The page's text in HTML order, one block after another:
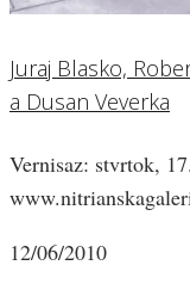
Juraj Blasko,
a Dusan Veverka
Vernisaz: stvrtok,
12/06/2010